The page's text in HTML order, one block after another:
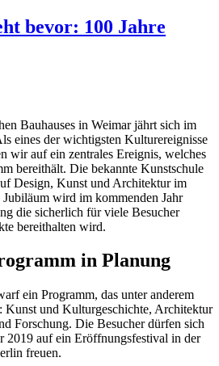
bevor: 100 Jahre
Bauhauses in Weimar jährt sich im
eines der wichtigsten Kulturereignisse
wir auf ein zentrales Ereignis, welches
bereithält. Die bekannte Kunstschule
Design, Kunst und Architektur im
Jubiläum wird im kommenden Jahr
die sicherlich für viele Besucher
bereithalten wird.
in Planung
ein Programm, das unter anderem
Kunst und Kulturgeschichte, Architektur
Forschung. Die Besucher dürfen sich
2019 auf ein Eröffnungsfestival in der
freuen.